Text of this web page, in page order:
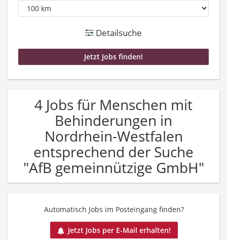
Detailsuche
4 Jobs für Menschen mit
Behinderungen in
Nordrhein-Westfalen
entsprechend der Suche
"AfB gemeinnützige GmbH"
Automatisch Jobs im Posteingang finden?
Jetzt Jobs per E-Mail erhalten!